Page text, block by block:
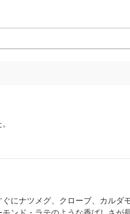
にナツメグ、クローブ、カルダ